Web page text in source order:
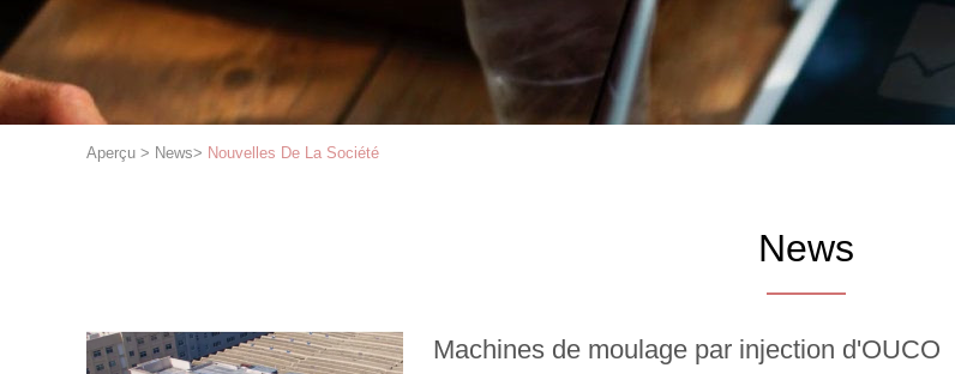
Aperçu > News> Nouvelles De La Société
News
Machines de moulage par injection d'OUCO